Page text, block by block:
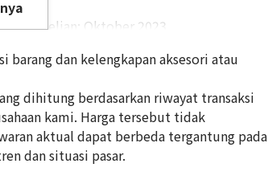
Pembelian: Oktober 2023
dan kelengkapan aksesori atau
dihitung berdasarkan riwayat transaksi
kami. Harga tersebut tidak
aktual dapat berbeda tergantung pada
dan situasi pasar.